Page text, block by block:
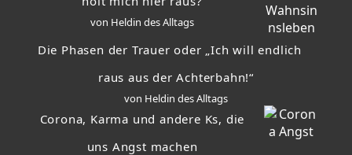
von Heldin des Alltags
Die Phasen der Trauer oder „Ich will endlich
raus aus der Achterbahn!“
von Heldin des Alltags
Corona, Karma und andere Ks, die
uns Angst machen